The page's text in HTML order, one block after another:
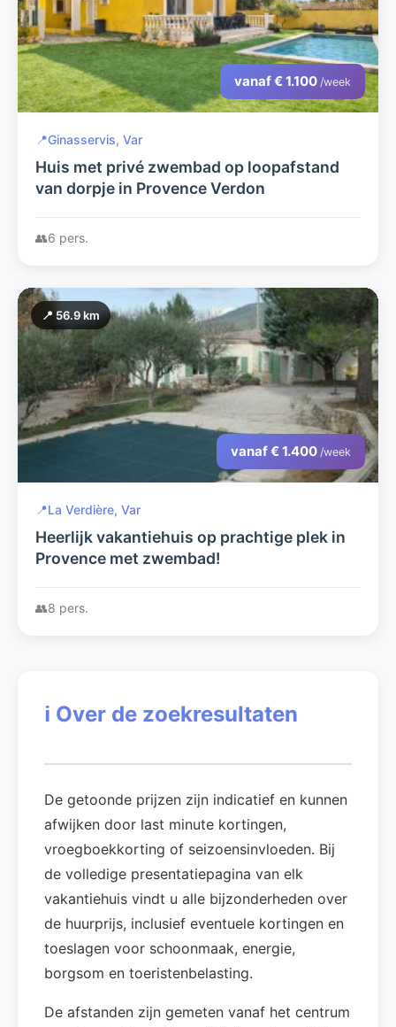
vanaf € 1.100 /week
📍Ginasservis, Var
Huis met privé zwembad op loopafstand
van dorpje in Provence Verdon
👥6 pers.
📍 56.9 km
vanaf € 1.400 /week
📍La Verdière, Var
Heerlijk vakantiehuis op prachtige plek in
Provence met zwembad!
👥8 pers.
ℹ️ Over de zoekresultaten
De getoonde prijzen zijn indicatief en kunnen
afwijken door last minute kortingen,
vroegboekkorting of seizoensinvloeden. Bij
de volledige presentatiepagina van elk
vakantiehuis vindt u alle bijzonderheden over
de huurprijs, inclusief eventuele kortingen en
toeslagen voor schoonmaak, energie,
borgsom en toeristenbelasting.
De afstanden zijn gemeten vanaf het centrum